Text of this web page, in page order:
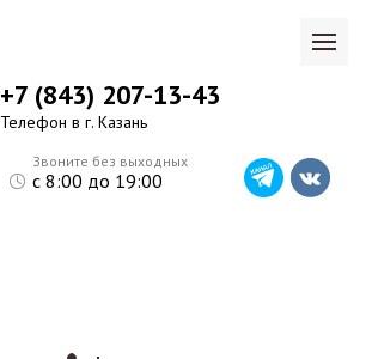
Звоните без выходных
с 8:00 до 19:00
+7 (843) 207-13-43
Телефон в г. Казань